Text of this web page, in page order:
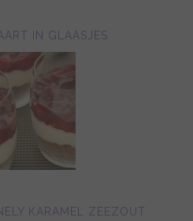
IN GLAASJES
KARAMEL ZEEZOUT